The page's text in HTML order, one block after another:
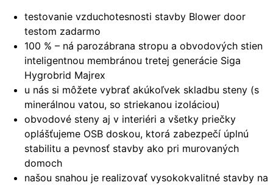
testovanie vzduchotesnosti stavby Blower door
testom zadarmo
100 % – ná parozábrana stropu a obvodových stien
inteligentnou membránou tretej generácie Siga
Hygrobrid Majrex
u nás si môžete vybrať akúkoľvek skladbu steny (s
minerálnou vatou, so striekanou izoláciou)
obvodové steny aj v interiéri a všetky priečky
oplášťujeme OSB doskou, ktorá zabezpečí úplnú
stabilitu a pevnosť stavby ako pri murovaných
domoch
našou snahou je realizovať vysokokvalitné stavby na